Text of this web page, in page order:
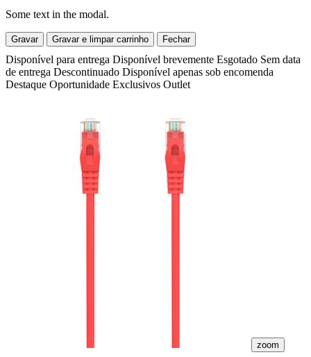
Some text in the modal.
Gravar Gravar e limpar carrinho Fechar
Disponível para entrega Disponível brevemente Esgotado Sem data
de entrega Descontinuado Disponível apenas sob encomenda
Destaque Oportunidade Exclusivos Outlet
zoom